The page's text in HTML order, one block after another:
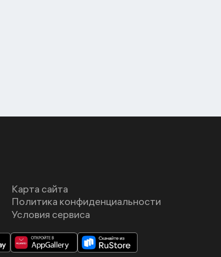
Карта сайта
Политика конфиденциальности
Условия сервиса